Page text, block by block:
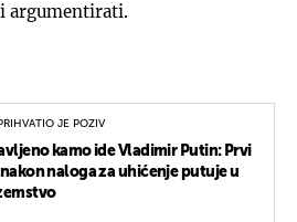
argumentirati.
PRIHVATIO JE POZIV
kamo ide Vladimir Putin: Prvi
naloga za uhićenje putuje u